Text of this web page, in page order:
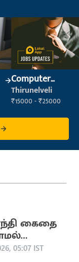
Computer
Operator
Thirunelveli
₹15000 - ₹25000
கைதை
05:07 IST